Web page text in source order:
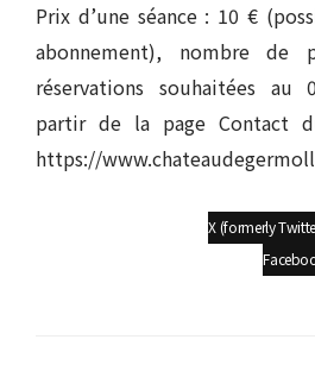
Prix d’une séance : 10 €
abonnement), nombre
réservations souhaitées au
partir de la page Contact
https://
X (formerly